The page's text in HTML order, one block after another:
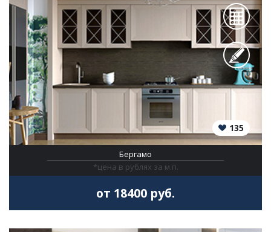
135
Бергамо
*цена в рублях за м.п.
от 18400 руб.